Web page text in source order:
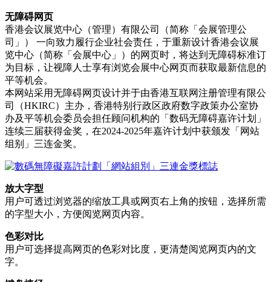
无障碍网页
香港会议展览中心（管理）有限公司（简称「会展管理公
司」） 一向致力履行企业社会责任，于重新设计香港会议展
览中心（简称「会展中心」）的网页时，将达到无障碍标准订
为目标，让视障人士享有浏览会展中心网页而获取最新信息的
平等机会。
本网站采用无障碍网页设计并于由香港互联网注册管理有限公
司（HKIRC）主办，香港特别行政区政府数字政策办公室协
办及平等机会委员会担任顾问机构的「数码无障碍嘉许计划」
连续三届获得金奖，在2024-2025年嘉许计划中获颁发「网站
组别」三连金奖。
放大字型
用户可透过浏览器的缩放工具或网页右上角的按钮，选择所需
的字型大小，方便阅览网页内容。
色彩对比
用户可选择提高网页的色彩对比度，更清楚阅览网页内的文
字。